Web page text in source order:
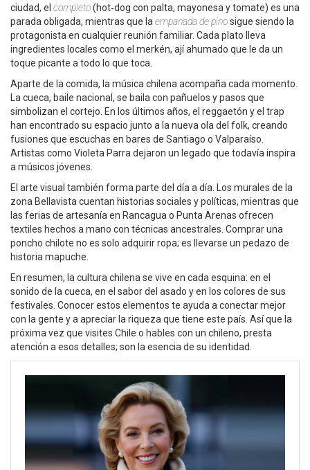
ciudad, el completo(hot‑dog con palta, mayonesa y tomate) es una
parada obligada, mientras que la empanada de pinosigue siendo la
protagonista en cualquier reunión familiar. Cada plato lleva
ingredientes locales como el merkén, ají ahumado que le da un
toque picante a todo lo que toca.
Aparte de la comida, la música chilena acompaña cada momento.
La cueca, baile nacional, se baila con pañuelos y pasos que
simbolizan el cortejo. En los últimos años, el reggaetón y el trap
han encontrado su espacio junto a la nueva ola del folk, creando
fusiones que escuchas en bares de Santiago o Valparaíso.
Artistas como Violeta Parra dejaron un legado que todavía inspira
a músicos jóvenes.
El arte visual también forma parte del día a día. Los murales de la
zona Bellavista cuentan historias sociales y políticas, mientras que
las ferias de artesanía en Rancagua o Punta Arenas ofrecen
textiles hechos a mano con técnicas ancestrales. Comprar una
poncho chilote no es solo adquirir ropa; es llevarse un pedazo de
historia mapuche.
En resumen, la cultura chilena se vive en cada esquina: en el
sonido de la cueca, en el sabor del asado y en los colores de sus
festivales. Conocer estos elementos te ayuda a conectar mejor
con la gente y a apreciar la riqueza que tiene este país. Así que la
próxima vez que visites Chile o hables con un chileno, presta
atención a esos detalles; son la esencia de su identidad.